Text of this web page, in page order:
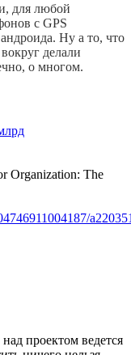
для любой
с GPS
Ну а то, что
делали
о многом.
Organization: The
проектом ведется